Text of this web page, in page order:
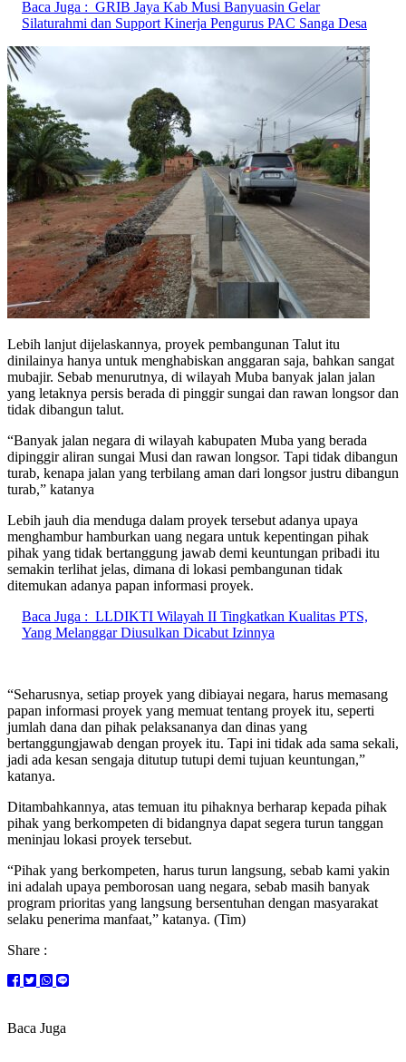
Baca Juga : GRIB Jaya Kab Musi Banyuasin Gelar
Silaturahmi dan Support Kinerja Pengurus PAC Sanga Desa
Lebih lanjut dijelaskannya, proyek pembangunan Talut itu
dinilainya hanya untuk menghabiskan anggaran saja, bahkan sangat
mubajir. Sebab menurutnya, di wilayah Muba banyak jalan jalan
yang letaknya persis berada di pinggir sungai dan rawan longsor dan
tidak dibangun talut.
“Banyak jalan negara di wilayah kabupaten Muba yang berada
dipinggir aliran sungai Musi dan rawan longsor. Tapi tidak dibangun
turab, kenapa jalan yang terbilang aman dari longsor justru dibangun
turab,” katanya
Lebih jauh dia menduga dalam proyek tersebut adanya upaya
menghambur hamburkan uang negara untuk kepentingan pihak
pihak yang tidak bertanggung jawab demi keuntungan pribadi itu
semakin terlihat jelas, dimana di lokasi pembangunan tidak
ditemukan adanya papan informasi proyek.
Baca Juga : LLDIKTI Wilayah II Tingkatkan Kualitas PTS,
Yang Melanggar Diusulkan Dicabut Izinnya
“Seharusnya, setiap proyek yang dibiayai negara, harus memasang
papan informasi proyek yang memuat tentang proyek itu, seperti
jumlah dana dan pihak pelaksananya dan dinas yang
bertanggungjawab dengan proyek itu. Tapi ini tidak ada sama sekali,
jadi ada kesan sengaja ditutup tutupi demi tujuan keuntungan,”
katanya.
Ditambahkannya, atas temuan itu pihaknya berharap kepada pihak
pihak yang berkompeten di bidangnya dapat segera turun tanggan
meninjau lokasi proyek tersebut.
“Pihak yang berkompeten, harus turun langsung, sebab kami yakin
ini adalah upaya pemborosan uang negara, sebab masih banyak
program prioritas yang langsung bersentuhan dengan masyarakat
selaku penerima manfaat,” katanya. (Tim)
Share :
Baca Juga